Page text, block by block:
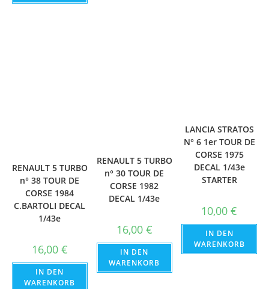
RENAULT 5 TURBO
n° 38 TOUR DE
CORSE 1984
C.BARTOLI DECAL
1/43e
16,00 €
IN DEN
WARENKORB
RENAULT 5 TURBO
n° 30 TOUR DE
CORSE 1982
DECAL 1/43e
16,00 €
IN DEN
WARENKORB
LANCIA STRATOS
N° 6 1er TOUR DE
CORSE 1975
DECAL 1/43e
STARTER
10,00€
IN DEN
WARENKORB